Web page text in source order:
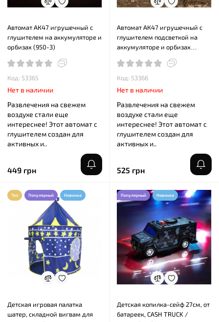
Автомат АК47 игрушечный с
глушителем на аккумуляторе и
орбизах (950-3)
Код: 53365
Нет в наличии
Развлечения на свежем
воздухе стали еще
интереснее! Этот автомат с
глушителем создан для
активных и..
449 грн
Автомат АК47 игрушечный с
глушителем подсветкой на
аккумуляторе и орбизах
Код: 53366
Нет в наличии
Развлечения на свежем
воздухе стали еще
интереснее! Этот автомат с
глушителем создан для
активных и..
525 грн
Топ Популярный Новинка
Детская игровая палатка
шатер, складной вигвам для
Популярный Новинка
Детская копилка-сейф 27см, от
батареек, CASH TRUCK /